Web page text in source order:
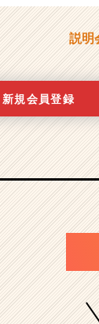
説明
新規会員登録